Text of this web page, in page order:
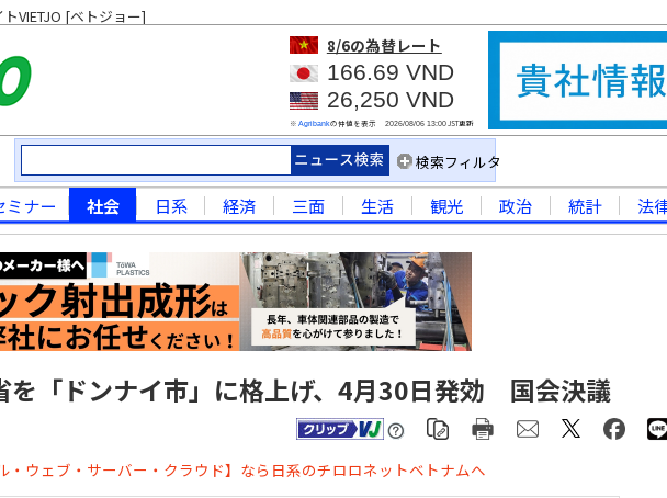
VIETJO [ベトジョー]
8/6の為替レート
166.69 VND
26,250 VND
※ Agribankの仲値を表示 2026/08/06 13:00JST更新
検索フィルタ
ミナー 社会 日系 経済 三面 生活 観光 政治 統計 法
を「ドンナイ市」に格上げ、4月30日発効 国会決議
・ウェブ・サーバー・クラウド】なら日系のチロロネットベトナムへ